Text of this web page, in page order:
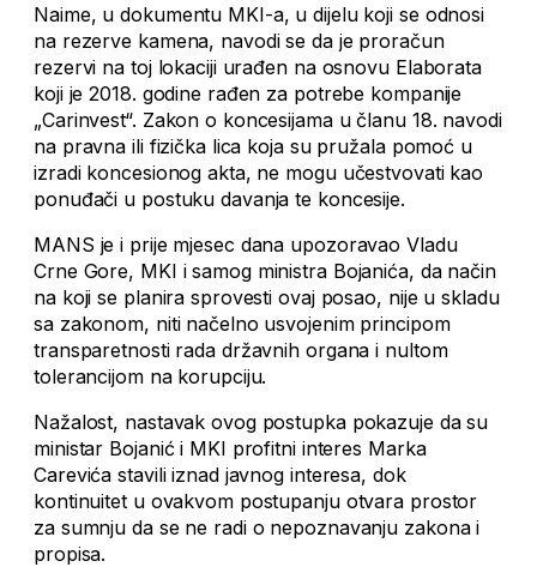
Naime, u dokumentu MKI-a, u dijelu koji se odnosi
na rezerve kamena, navodi se da je proračun
rezervi na toj lokaciji urađen na osnovu Elaborata
koji je 2018. godine rađen za potrebe kompanije
„Carinvest“. Zakon o koncesijama u članu 18. navodi
na pravna ili fizička lica koja su pružala pomoć u
izradi koncesionog akta, ne mogu učestvovati kao
ponuđači u postuku davanja te koncesije.
MANS je i prije mjesec dana upozoravao Vladu
Crne Gore, MKI i samog ministra Bojanića, da način
na koji se planira sprovesti ovaj posao, nije u skladu
sa zakonom, niti načelno usvojenim principom
transparetnosti rada državnih organa i nultom
tolerancijom na korupciju.
Nažalost, nastavak ovog postupka pokazuje da su
ministar Bojanić i MKI profitni interes Marka
Carevića stavili iznad javnog interesa, dok
kontinuitet u ovakvom postupanju otvara prostor
za sumnju da se ne radi o nepoznavanju zakona i
propisa.